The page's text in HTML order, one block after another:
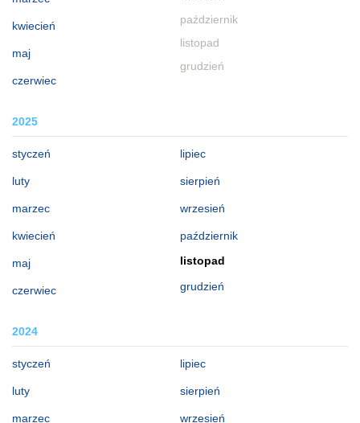
kwiecień
maj
czerwiec
październik
listopad
grudzień
2025
styczeń
luty
marzec
kwiecień
maj
czerwiec
lipiec
sierpień
wrzesień
październik
listopad
grudzień
2024
styczeń
luty
marzec
lipiec
sierpień
wrzesień